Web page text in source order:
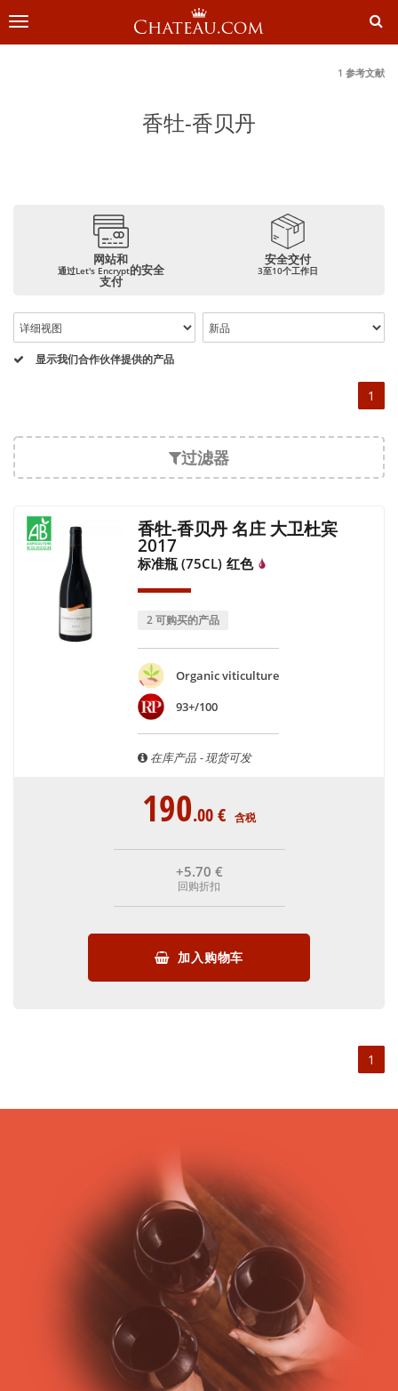
切
导
1 参考文献
香牡-香贝丹
网站和
通过Let's Encrypt的安全
支付
安全交付
3至10个工作日
显示我们合作伙伴提供的产品
1
过滤器
香牡-香贝丹 名庄 大卫杜宾
2017
标准瓶 (75CL) 红色
2 可购买的产品
Organic viticulture
93+/100
在库产品 - 现货可发
190.00€ 含税
+5.70 €
回购折扣
加入购物车
1